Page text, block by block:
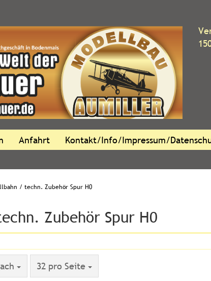
Anfahrt Kontakt/Info/Impressum/
/ techn. Zubehör Spur H0
Zubehör Spur H0
32 pro Seite
pro Seite